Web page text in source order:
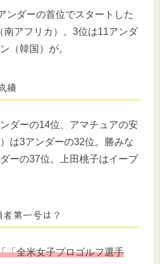
ンダーの首位でスタートした
南アフリカ）。3位は11アンダ
（韓国）が。
績
ダーの14位、アマチュアの安
は3アンダーの32位。勝みな
ーの37位。上田桃子はイーブ
第一号は？
「全米女子プロゴルフ選手